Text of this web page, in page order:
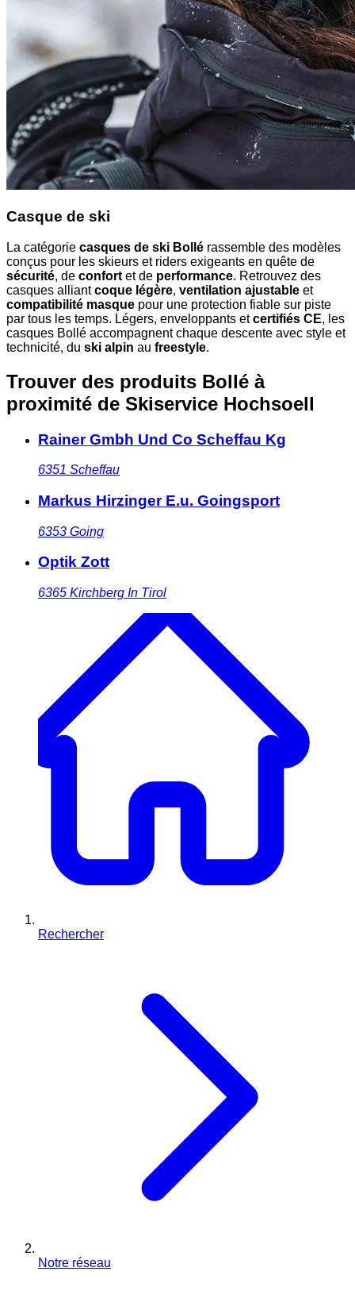
Casque de ski
La catégorie casques de ski Bollé rassemble des modèles
conçus pour les skieurs et riders exigeants en quête de
sécurité, de confort et de performance. Retrouvez des
casques alliantcoque légère, ventilation ajustable et
compatibilité masque pour une protection fiable sur piste
par tous les temps. Légers, enveloppants etcertifiés CE, les
casques Bollé accompagnent chaque descente avec style et
technicité, du ski alpin au freestyle.
Trouver des produits Bollé à
proximité de Skiservice Hochsoell
Rainer Gmbh Und Co Scheffau Kg
6351 Scheffau
Markus Hirzinger E.u. Goingsport
6353 Going
Optik Zott
6365 Kirchberg In Tirol
Rechercher
Notre réseau